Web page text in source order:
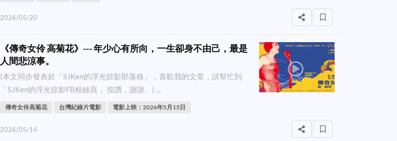
2026/05/20
《傳奇女伶 高菊花》--- 年少心有所向，一生卻身不由己，最是
人間悲涼事。
(本文同步發表於「SJKen的浮光掠影部落格」，喜歡我的文章，請幫忙到
「SJKen的浮光掠影FB粉絲頁 」按讚，謝謝。) ...
傳奇女伶高菊花 台灣紀錄片電影 電影上映：2026年5月15日
2026/05/14